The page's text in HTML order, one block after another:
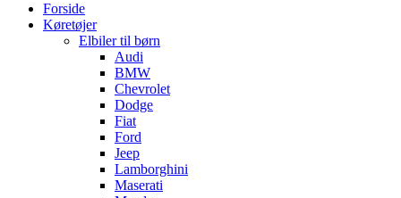
Forside
Køretøjer
Elbiler til børn
Audi
BMW
Chevrolet
Dodge
Fiat
Ford
Jeep
Lamborghini
Maserati